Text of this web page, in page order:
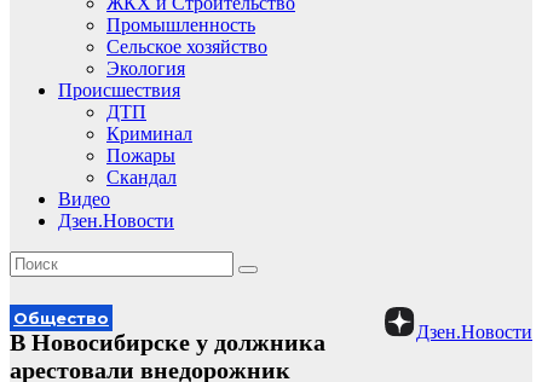
Промышленность
Сельское хозяйство
Экология
Происшествия
ДТП
Криминал
Пожары
Скандал
Видео
Дзен.Новости
Дзен.Новости
Общество
В Новосибирске у должника
арестовали внедорожник